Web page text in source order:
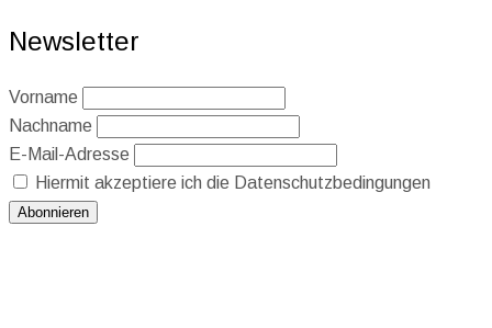
Newsletter
Vorname
Nachname
E-Mail-Adresse
Hiermit akzeptiere ich die Datenschutzbedingungen